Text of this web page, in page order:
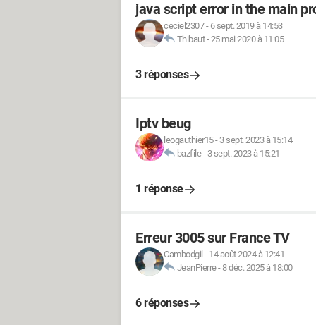
java script error in the main
ceciel2307- 6 sept. 2019 à 14:53
Thibaut-25 mai 2020 à 11:05
3 réponses
Iptv beug
leogauthier15- 3 sept. 2023 à 15:14
bazfile- 3 sept. 2023 à 15:21
1 réponse
Erreur 3005 sur France TV
Cambodgil - 14 août 2024 à 12:41
JeanPierre-8 déc. 2025 à 18:00
6 réponses